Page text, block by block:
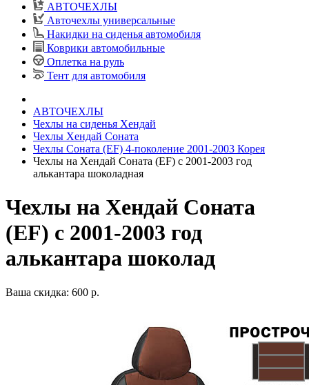
АВТОЧЕХЛЫ
Авточехлы универсальные
Накидки на сиденья автомобиля
Коврики автомобильные
Оплетка на руль
Тент для автомобиля
АВТОЧЕХЛЫ
Чехлы на сиденья Хендай
Чехлы Хендай Соната
Чехлы Соната (EF) 4-поколение 2001-2003 Корея
Чехлы на Хендай Соната (EF) с 2001-2003 год
алькантара шоколадная
Чехлы на Хендай Соната
(EF) с 2001-2003 год
алькантара шоколад
Ваша скидка: 600 р.